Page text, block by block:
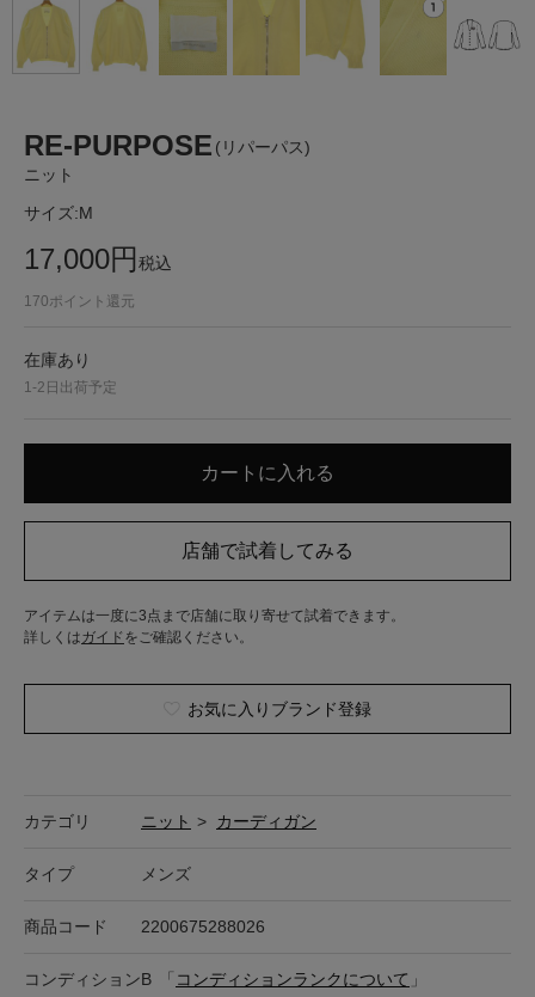
RE-PURPOSE (リパーパス)
ニット
サイズ:M
17,000円税込
170ポイント還元
在庫あり
1-2日出荷予定
アイテムは一度に3点まで店舗に取り寄せて試着できます。
詳しくはガイド をご確認ください。
お気に入りブランド登録
カテゴリ ニット > カーディガン
タイプ メンズ
商品コード 2200675288026
コンディションB 「 コンディションランクについて 」